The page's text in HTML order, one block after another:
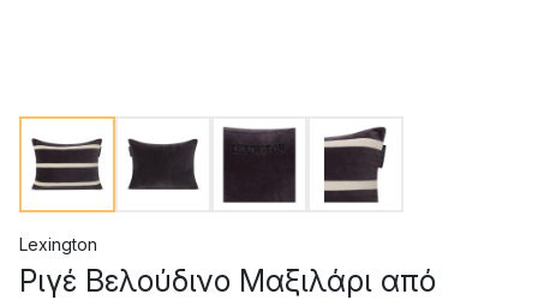
Lexington
Ριγέ Βελούδινο Μαξιλάρι από